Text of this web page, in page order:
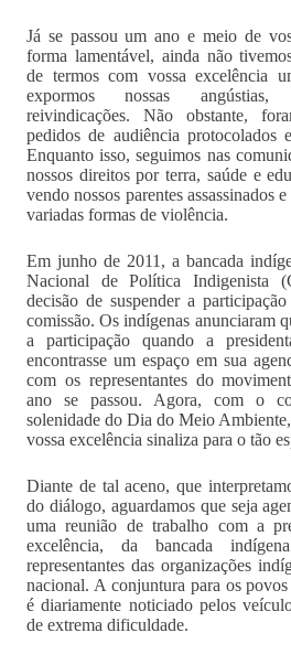
Já se passou um ano e meio de
forma lamentável, ainda não
de termos com vossa excelência
expormos nossas
reivindicações. Não obstante,
pedidos de audiência protocolados
Enquanto isso, seguimos nas
nossos direitos por terra, saúde e
vendo nossos parentes assassinados
variadas formas de violência.
Em junho de 2011, a bancada
Nacional de Política Indigenista
decisão de suspender a
comissão. Os indígenas anunciaram
a participação quando a
encontrasse um espaço em sua
com os representantes do
ano se passou. Agora, com o
solenidade do Dia do Meio
vossa excelência sinaliza para o tão
Diante de tal aceno, que
do diálogo, aguardamos que seja
uma reunião de trabalho com a
excelência, da bancada
representantes das organizações
nacional. A conjuntura para os
é diariamente noticiado pelos
de extrema dificuldade.